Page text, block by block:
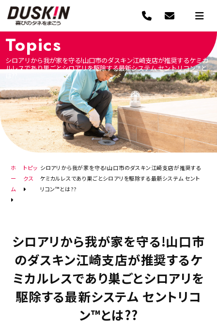
Topics
シロアリから我が家を守る!山口市のダスキン江崎支店が推奨するケミカ
ルレスであり巣ごとシロアリを駆除する最新システム セントリコン™︎と
ホ
ー
ム
トピッ
クス
シロアリから我が家を守る!山口市のダスキン江崎支店が推奨する
ケミカルレスであり巣ごとシロアリを駆除する最新システム セント
リコン™︎とは??
シロアリから我が家を守る!山口市
のダスキン江崎支店が推奨するケ
ミカルレスであり巣ごとシロアリを
駆除する最新システム セントリコ
ン™︎とは??